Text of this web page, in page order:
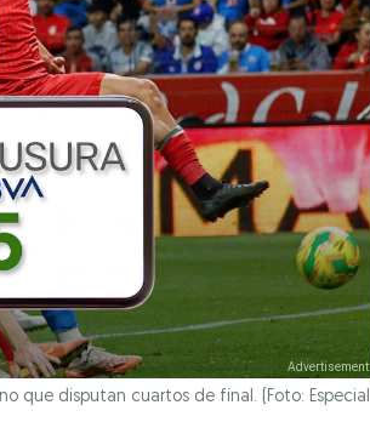
que disputan cuartos de final. (Foto: Especial